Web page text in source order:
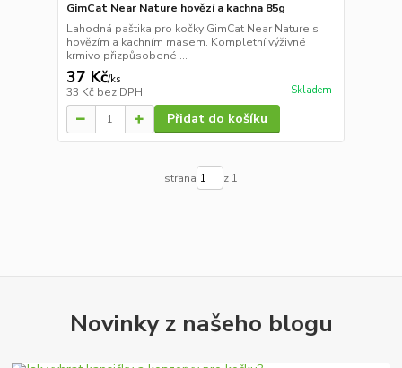
GimCat Near Nature hovězí a kachna 85g
Lahodná paštika pro kočky GimCat Near Nature s
hovězím a kachním masem. Kompletní výživné
krmivo přizpůsobené ...
37 Kč/ks
33 Kč bez DPH Skladem
Přidat do košíku
strana z 1
Novinky z našeho blogu